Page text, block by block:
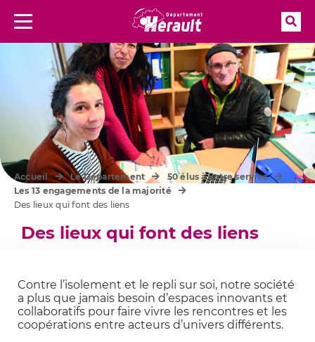
Aller à la recherche
Menu
Des lieux qui font des liens
Accueil Le Département
50 élus à votre service
Les 13 engagements de la majorité
Des lieux qui font des liens
Contre l’isolement et le repli sur soi, notre société
a plus que jamais besoin d’espaces innovants et
collaboratifs pour faire vivre les rencontres et les
coopérations entre acteurs d’univers différents.